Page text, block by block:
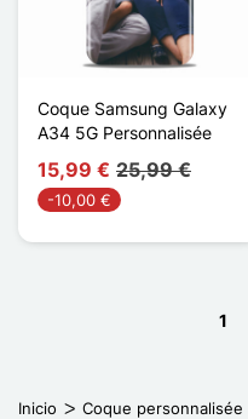
Coque Samsung Galaxy
A34 5G Personnalisée
15,99 € 25,99 €
-10,00 €
1
Inicio Coque personnalisée